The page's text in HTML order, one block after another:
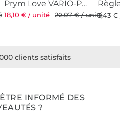
Prym Love VARIO-Pliers, rose fuchsia
18,10 € / unité 20,07 € / unité3,43
clients satisfaits
INFORMÉ DES
?